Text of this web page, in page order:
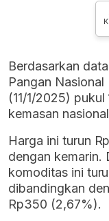
Berdasarkan
Pangan
(11/1/2025)
kemasan
Harga ini turun
dengan kemarin.
komoditas ini
dibandingkan
Rp350 (2,67%).